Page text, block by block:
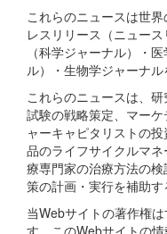
これらのニュースは世
レスリリース（ニュー
（科学ジャーナル）・
ル）・生物学ジャーナル
これらのニュースは、
試験の戦略策定、マー
ャーキャピタリストの
品のライフサイクルマ
療専門家の治療方法の
策の計画・実行を補助す
当Webサイトの著作権